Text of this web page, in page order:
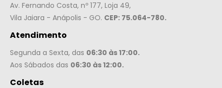
Av. Fernando Costa, nº 177, Loja 49,
Vila Jaiara - Anápolis - GO. CEP: 75.064-780.
Atendimento
Segunda a Sexta, das 06:30 às 17:00.
Aos Sábados das 06:30 às 12:00.
Coletas